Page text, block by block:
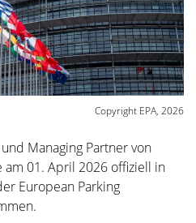
Copyright EPA, 2026
Managing Partner von
am 01. April 2026 offiziell in
European Parking